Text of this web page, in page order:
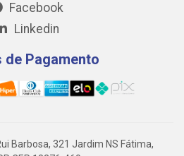
Facebook
Linkedin
de Pagamento
Barbosa, 321 Jardim NS Fátima,